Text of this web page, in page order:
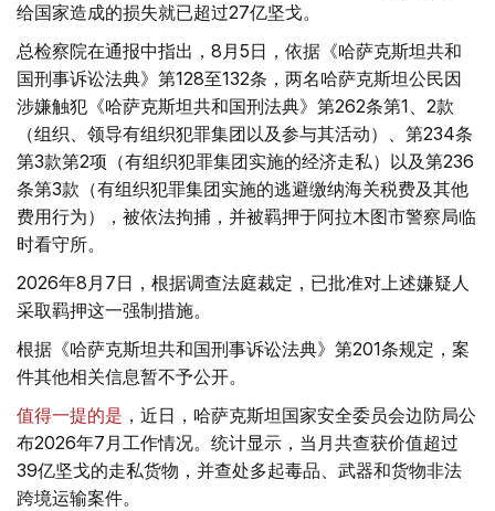
给国家造成的损失就已超过27亿坚戈。
总检察院在通报中指出，8月5日，依据《哈萨克斯坦共和
国刑事诉讼法典》第128至132条，两名哈萨克斯坦公民因
涉嫌触犯《哈萨克斯坦共和国刑法典》第262条第1、2款
（组织、领导有组织犯罪集团以及参与其活动）、第234条
第3款第2项（有组织犯罪集团实施的经济走私）以及第236
条第3款（有组织犯罪集团实施的逃避缴纳海关税费及其他
费用行为），被依法拘捕，并被羁押于阿拉木图市警察局临
时看守所。
2026年8月7日，根据调查法庭裁定，已批准对上述嫌疑人
采取羁押这一强制措施。
根据《哈萨克斯坦共和国刑事诉讼法典》第201条规定，案
件其他相关信息暂不予公开。
值得一提的是 ，近日，哈萨克斯坦国家安全委员会边防局公
布2026年7月工作情况。统计显示，当月共查获价值超过
39亿坚戈的走私货物，并查处多起毒品、武器和货物非法
跨境运输案件。